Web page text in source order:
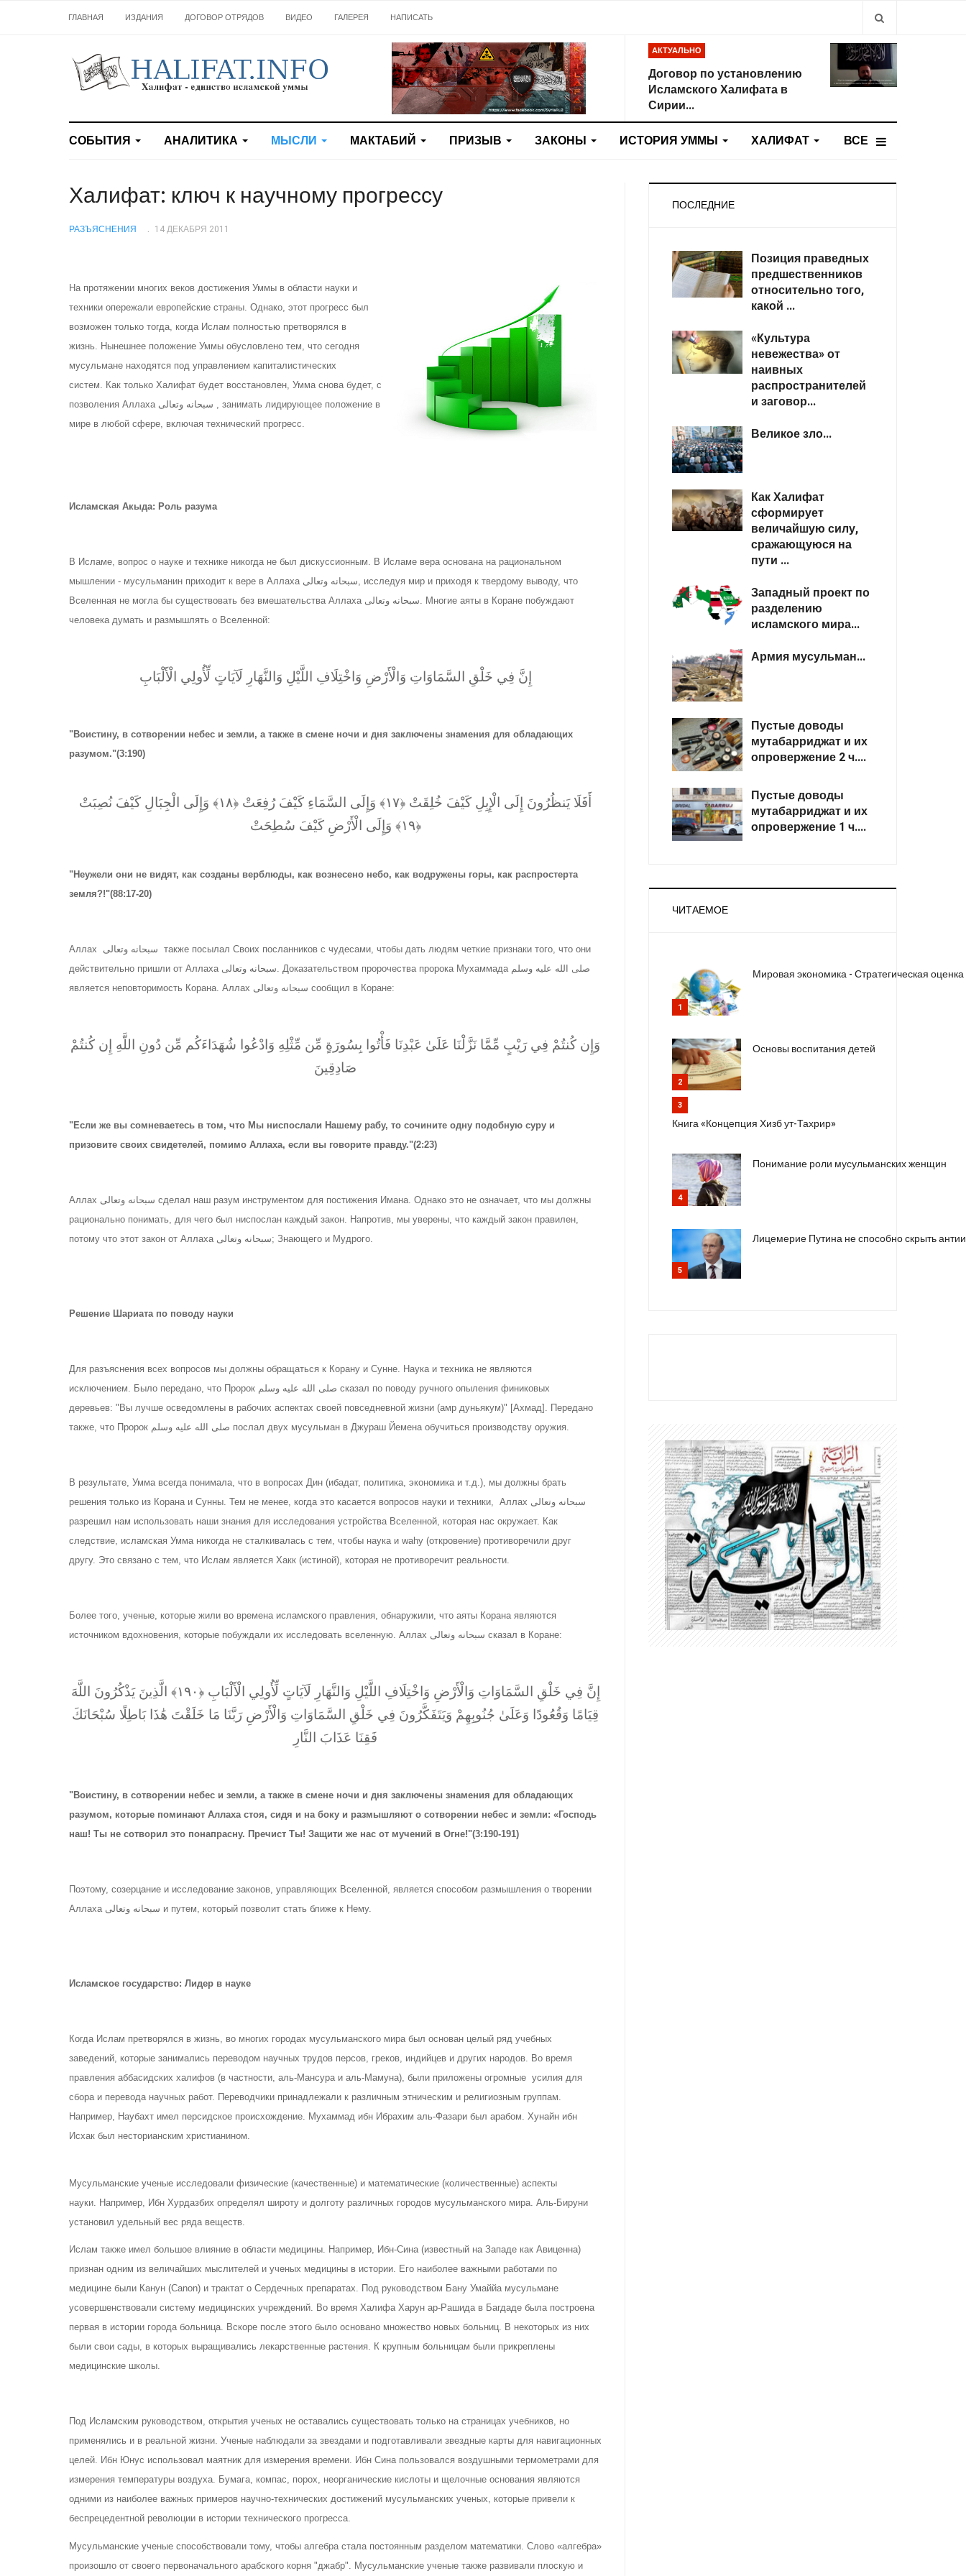
ГЛАВНАЯ ИЗДАНИЯ ДОГОВОР ОТРЯДОВ ВИДЕО ГАЛЕРЕЯ НАПИСАТЬ
Type 2 or
АКТУАЛЬНО
Договор по установлению
Исламского Халифата в
Сирии...
СОБЫТИЯ АНАЛИТИКА МЫСЛИ МАКТАБИЙ ПРИЗЫВ ЗАКОНЫ ИСТОРИЯ УММЫ ВСЕ
ХАЛИФАТ
Халифат: ключ к научному прогрессу
РАЗЪЯСНЕНИЯ 14 ДЕКАБРЯ 2011
На протяжении многих веков достижения Уммы в области науки и
техники опережали европейские страны. Однако, этот прогресс был
возможен только тогда, когда Ислам полностью претворялся в
жизнь. Нынешнее положение Уммы обусловлено тем, что сегодня
мусульмане находятся под управлением капиталистических
систем. Как только Халифат будет восстановлен, Умма снова будет, с
позволения Аллаха سبحانه وتعالى , занимать лидирующее положение в
мире в любой сфере, включая технический пpoгресс.
Исламская Акыда: Роль разума
В Исламе, вопрос о науке и технике никогда не был дискуссионным. В Исламе вера основана на рациональном
мышлении - мусульманин приходит к вере в Аллаха سبحانه وتعالى, исследуя мир и приходя к твердому выводу, что
Bселенная не могла бы существовать без вмешательства Аллаха سبحانه وتعالى. Многие аяты в Коране побуждают
человека думать и размышлять о Bселенной:
إِنَّ فِي خَلْقِ السَّمَاوَاتِ وَالْأَرْضِ وَاخْتِلَافِ اللَّيْلِ وَالنَّهَارِ لَآيَاتٍ لِّأُولِي الْأَلْبَابِ
"Воистину, в сотворении небес и земли, а также в смене ночи и дня заключены знамения для обладающих
разумом."(3:190)
أَفَلَا يَنظُرُونَ إِلَى الْإِبِلِ كَيْفَ خُلِقَتْ ﴿١٧﴾ وَإِلَى السَّمَاءِ كَيْفَ رُفِعَتْ ﴿١٨﴾ وَإِلَى الْجِبَالِ كَيْفَ نُصِبَتْ
﴿١٩﴾ وَإِلَى الْأَرْضِ كَيْفَ سُطِحَتْ
"Неужели они не видят, как созданы верблюды, как вознесено небо, как водружены горы, как распростерта
земля?!"(88:17-20)
Аллах سبحانه وتعالى также посылал Своих посланников с чудесами, чтобы дать людям четкие признаки того, что они
действительно пришли от Аллаха سبحانه وتعالى. Доказательством пророчества пророка Мухаммада صلى الله عليه وسلم
является неповторимость Корана. Аллах سبحانه وتعالى сообщил в Коране:
وَإِن كُنتُمْ فِي رَيْبٍ مِّمَّا نَزَّلْنَا عَلَىٰ عَبْدِنَا فَأْتُوا بِسُورَةٍ مِّن مِّثْلِهِ وَادْعُوا شُهَدَاءَكُم مِّن دُونِ اللَّهِ إِن كُنتُمْ
صَادِقِينَ
"Если же вы сомневаетесь в том, что Мы ниспослали Нашему рабу, то сочините одну подобную суру и
призовите своих свидетелей, помимо Аллаха, если вы говорите правду."(2:23)
Аллах سبحانه وتعالى сделал наш разум инструментом для постижения Имана. Однако это не означает, что мы должны
рационально понимать, для чего был ниспослан каждый закон. Напротив, мы уверены, что каждый закон правилeн,
потому что этот закон от Аллаха سبحانه وتعالى; Знающего и Мудрого.
Решение Шариата по поводу науки
Для разъяснения всех вопросов мы должны обращаться к Корану и Сунне. Наука и техника не являются
исключением. Было передано, что Пророк صلى الله عليه وسلم сказал по поводу ручного опыления финиковых
деревьев: "Вы лучше осведомлены в рабочих аспектах своей повседневной жизни (амр дуньякум)" [Ахмад]. Передано
также, что Пророк صلى الله عليه وسلم послал двух мусульман в Джураш Йемена обучиться производству оружия.
В результате, Умма всегда понимала, что в вопросах Дин (ибадат, политика, экономика и т.д.), мы должны брать
решения только из Корана и Сунны. Тем не менее, когда это касается вопросов науки и техники, Аллах سبحانه وتعالى
разрешил нам использовать наши знания для исследования устройства Bселенной, которая нас окружает. Как
следствие, исламская Умма никогда не сталкивалась с тем, чтобы наука и wahy (откровение) противоречили друг
другу. Это связано с тем, что Ислам является Хакк (истиной), которая не противоречит реальности.
Более того, ученые, которые жили во времена исламского правления, обнаружили, что аяты Корана являются
источником вдохновения, которые побуждали их исследовать вселенную. Аллах سبحانه وتعالى сказал в Коране:
إِنَّ فِي خَلْقِ السَّمَاوَاتِ وَالْأَرْضِ وَاخْتِلَافِ اللَّيْلِ وَالنَّهَارِ لَآيَاتٍ لِّأُولِي الْأَلْبَابِ ﴿١٩٠﴾ الَّذِينَ يَذْكُرُونَ اللَّهَ
قِيَامًا وَقُعُودًا وَعَلَىٰ جُنُوبِهِمْ وَيَتَفَكَّرُونَ فِي خَلْقِ السَّمَاوَاتِ وَالْأَرْضِ رَبَّنَا مَا خَلَقْتَ هَٰذَا بَاطِلًا سُبْحَانَكَ
فَقِنَا عَذَابَ النَّارِ
"Воистину, в сотворении небес и земли, а также в смене ночи и дня заключены знамения для обладающих
разумом, которые поминают Аллаха стоя, сидя и на боку и размышляют о сотворении небес и земли: «Господь
наш! Ты не сотворил это понапрасну. Пречист Ты! Защити же нас от мучений в Огне!"(3:190-191)
Поэтому, созерцание и исследование законов, управляющих Вселенной, является способом размышления о творении
Аллаха سبحانه وتعالى и путем, который позволит стать ближе к Нему.
Исламское государство: Лидер в науке
Когда Ислам претворялся в жизнь, во многих городах мусульманского мира был основан целый ряд учебных
заведений, которые занимались переводом научных трудов персов, греков, индийцев и других народов. Во время
правления аббасидских халифов (в частности, аль-Мансура и аль-Мамуна), были приложены огромные усилия для
сбора и перевода научных работ. Переводчики принадлежали к различным этническим и религиозным группам.
Например, Наубахт имел персидское происхождение. Мухаммад ибн Ибрахим аль-Фазари был арабом. Хунайн ибн
Исхак был несторианским христианином.
Мусульманские ученые исследовали физические (качественные) и математические (количественные) аспекты
науки. Например, Ибн Хурдазбих определял широту и долготу различных городов мусульманского мира. Аль-Бируни
установил удельный вес ряда веществ.
Ислам также имел большое влияние в области медицины. Например, Ибн-Сина (известный на Западе как Авиценна)
признан одним из величайших мыслителей и ученых медицины в истории. Его наиболее важными работами по
медицине были Канун (Canon) и трактат о Сердечных препаратах. Под руководством Бану Умаййа мусульмане
усовершенствовали систему медицинских учреждений. Во время Халифа Харун ар-Рашида в Багдаде была построена
первая в истории города больница. Вскоре после этого было основано множество новых больниц. В некоторых из них
были свои сады, в которых выращивались лекарственные растения. К крупным больницам были прикреплены
медицинские школы.
Под Исламским руководством, открытия ученых не оставались существовать только на страницах учебников, но
применялись и в реальной жизни. Ученые наблюдали за звездами и подготавливали звездные карты для навигационных
целей. Ибн Юнус использовал маятник для измерения времени. Ибн Сина пользовался воздушными термометрaми для
измерения температуры воздуха. Бумага, компас, порох, неорганические кислоты и щелочные основания являются
одними из наиболее важных примеров научно-технических достижений мусульманских ученых, которые привели к
беспрецедентной революции в истории технического прогресса.
Мусульманские ученые способствовали тому, чтобы алгебра стала постоянным разделом математики. Слово «алгебра»
произошло от своего первоначального арабского корня "джабр". Мусульманские ученые также развивали плоскую и
ПОСЛЕДНИЕ
Позиция праведных
предшественников
относительно того,
какой ...
«Культура
невежества» от
наивных
распространителей
и заговор...
Великое зло...
Как Халифат
сформирует
величайшую силу,
сражающуюся на
пути ...
Западный проект по
разделению
исламского мира...
Армия мусульман...
Пустые доводы
мутабарриджат и их
опровержение 2 ч....
Пустые доводы
мутабарриджат и их
опровержение 1 ч....
ЧИТАЕМОЕ
1
Мировая экономика - Стратегическая
2
Основы воспитания детей
3
Книга «Концепция Хизб ут-Тахрир»
4
Понимание роли мусульманских женщин
5
Лицемерие Путина не способно скрыть